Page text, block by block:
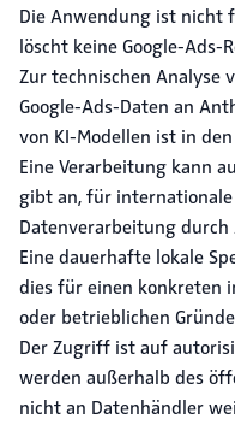
Die Anwendung ist nicht
löscht keine Google-Ads-
Zur technischen Analyse
Google-Ads-Daten an
von KI-Modellen ist in
Eine Verarbeitung kann
gibt an, für
Datenverarbeitung
Eine dauerhafte lokale
dies für einen konkreten
oder betrieblichen
Der Zugriff ist auf
werden außerhalb des
nicht an Datenhändler